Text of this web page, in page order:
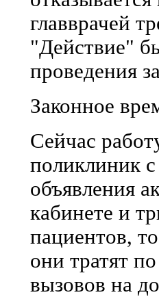
главврачей
"Действие"
проведения
Законное
Сейчас
поликлиник
объявления
кабинете и
пациентов,
они тратят
вызовов на